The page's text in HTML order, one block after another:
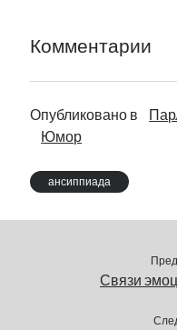
Комментарии
Опубликовано в
Юмор
ансиппиада
Связи